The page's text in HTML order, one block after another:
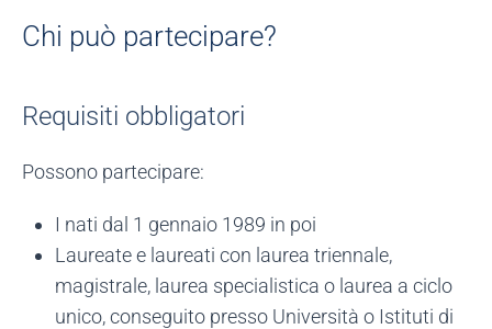
Chi può partecipare?
Requisiti obbligatori
Possono partecipare:
I nati dal 1 gennaio 1989 in poi
Laureate e laureati con laurea triennale,
magistrale, laurea specialistica o laurea a ciclo
unico, conseguito presso Università o Istituti di